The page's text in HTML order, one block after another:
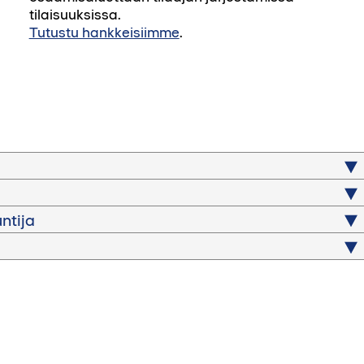
tilaisuuksissa.
Tutustu hankkeisiimme.